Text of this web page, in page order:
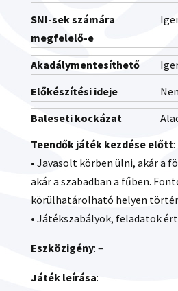
SNI-sek számára
megfelelő-e
Akadálymentesíthető
Előkészítési ideje
Baleseti kockázat
Teendők játék kezdése előtt:
• Javasolt körben ülni, akár a
akár a szabadban a fűben.
körülhatárolható helyen
• Játékszabályok, feladatok
Eszközigény: –
Játék leírása: